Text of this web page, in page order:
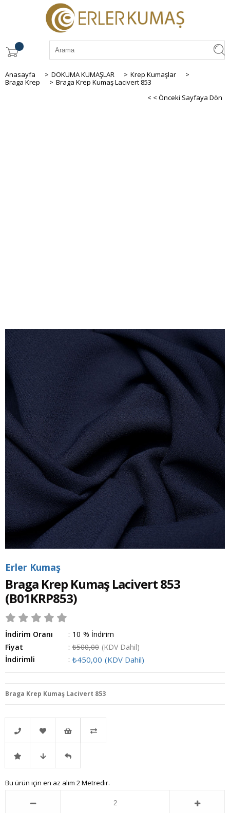
Anasayfa > DOKUMA KUMAŞLAR > Krep Kumaşlar
>
Braga Krep
> Braga Krep Kumaş Lacivert 853
< < Önceki Sayfaya Dön
Erler Kumaş
Braga Krep Kumaş Lacivert 853
(B01KRP853)
İndirim Oranı : %
10
İndirim
Fiyat
: ₺500,00 (KDV Dahil)
İndirimli
: ₺450,00 (KDV Dahil)
Braga Krep Kumaş Lacivert 853
Telefonla
Sipariş
Favorilere
Ekle
İstek
Listeme
İndirimli Fiyat Gelince
Bu ürün için en az alım 2 Metredir.